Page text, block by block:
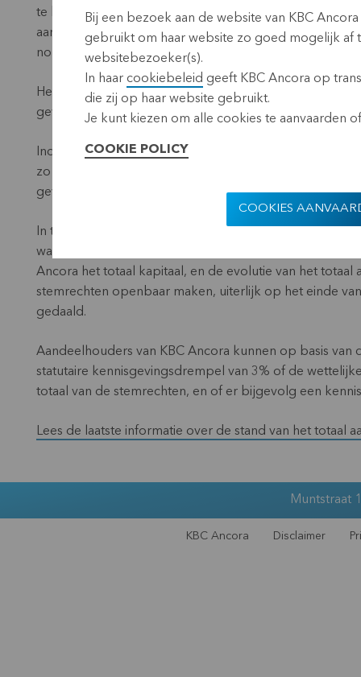
te berekenen. Voor dezelfde aandeelhouder op naam
aandelen die bij latere overdracht of dematerialisatie
nominatieve KBC Ancora-aandelen.
Het dubbel stemrecht vervalt vanaf de datum van
gevallen overeenkomstig artikel 7:53 van het
Indien de aandelen worden aangehouden door een
zo snel als mogelijk op de hoogte te brengen van
gevolg heeft.
In toepassing van artikel 15 van de wet van 2 mei
waarvan aandelen zijn toegelaten tot de verhandeling
Ancora het totaal kapitaal, en de evolutie van het
stemrechten openbaar maken, uiterlijk op het einde
gedaald.
Aandeelhouders van KBC Ancora kunnen op basis
statutaire kennisgevingsdrempel van 3% of de
totaal van de stemrechten, en of er bijgevolg een
Lees de laatste informatie over de stand van het totaal
Muntstraat
KBC Ancora Disclaimer
Bij een bezoek aan de website van KBC
gebruikt om haar website zo goed mogelijk
websitebezoeker(s).
In haar cookiebeleid geeft KBC Ancora op
die zij op haar website gebruikt.
Je kunt kiezen om alle cookies te aanvaarden
COOKIE POLICY
COOKIES